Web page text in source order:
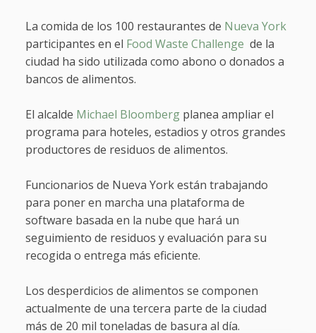
La comida de los 100 restaurantes de Nueva York
participantes en el Food Waste Challenge de la
ciudad ha sido utilizada como abono o donados a
bancos de alimentos.
El alcalde Michael Bloombergplanea ampliar el
programa para hoteles, estadios y otros grandes
productores de residuos de alimentos.
Funcionarios de Nueva York están trabajando
para poner en marcha una plataforma de
software basada en la nube que hará un
seguimiento de residuos y evaluación para su
recogida o entrega más eficiente.
Los desperdicios de alimentos se componen
actualmente de una tercera parte de la ciudad
más de 20 mil toneladas de basura al día.